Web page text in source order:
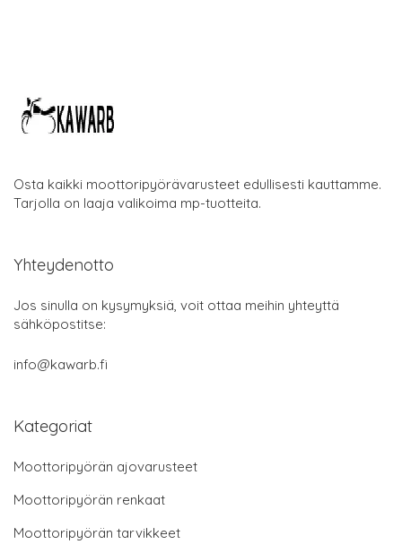
Osta kaikki moottoripyörävarusteet edullisesti kauttamme.
Tarjolla on laaja valikoima mp-tuotteita.
Yhteydenotto
Jos sinulla on kysymyksiä, voit ottaa meihin yhteyttä
sähköpostitse:
info@kawarb.fi
Kategoriat
Moottoripyörän ajovarusteet
Moottoripyörän renkaat
Moottoripyörän tarvikkeet